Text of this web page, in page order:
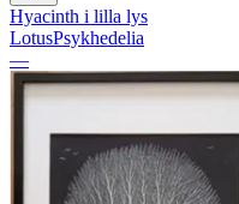
Hyacinth i lilla lys
LotusPsykhedelia
—